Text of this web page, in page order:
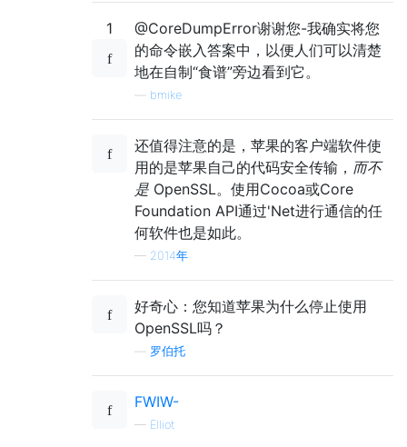
1
@CoreDumpError谢谢您-我确实将您
的命令嵌入答案中，以便人们可以清楚
地在自制“食谱”旁边看到它。
bmike
还值得注意的是，苹果的客户端软件使
用的是苹果自己的代码安全传输， 而不
是 OpenSSL。使用Cocoa或Core
Foundation API通过'Net进行通信的任
何软件也是如此。
— 2014年
好奇心：您知道苹果为什么停止使用
OpenSSL吗？
罗伯托
FWIW-
— Elliot